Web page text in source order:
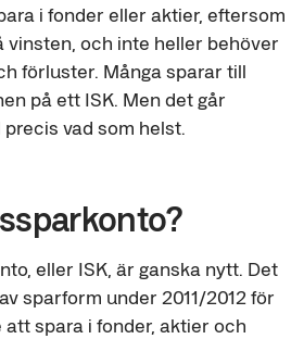
i fonder eller aktier, eftersom
vinsten, och inte heller behöver
förluster. Många sparar till
på ett ISK. Men det går
vad som helst.
eller ISK, är ganska nytt. Det
sparform under 2011/2012 för
spara i fonder, aktier och